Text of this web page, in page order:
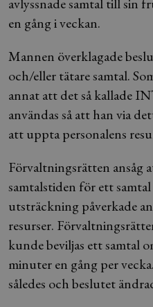
en gång i veckan.
Mannen överklagade
och/eller tätare samtal.
annat att det så kallade
användas så att han via
att uppta personalens
Förvaltningsrätten ansåg
samtalstiden för ett
utsträckning påverkade
resurser.
kunde beviljas ett samtal
minuter en gång per
således och beslutet